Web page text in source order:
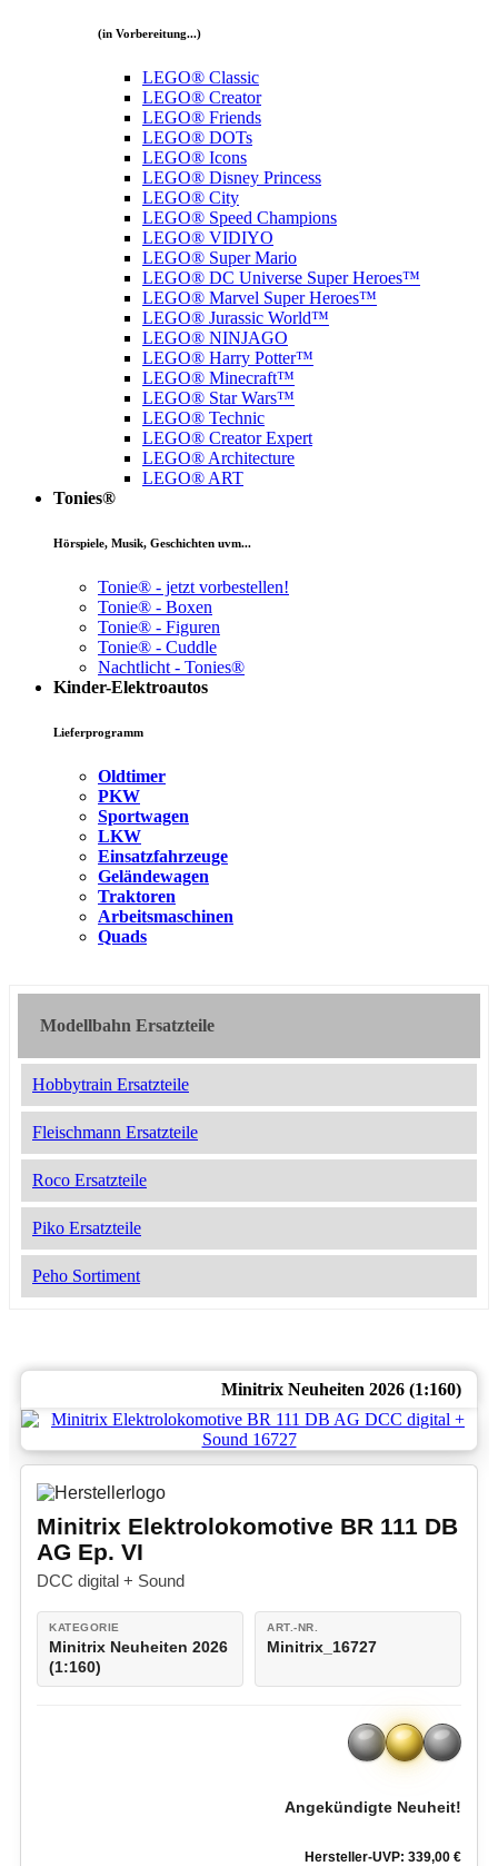
(in Vorbereitung...)
LEGO® Classic
LEGO® Creator
LEGO® Friends
LEGO® DOTs
LEGO® Icons
LEGO® Disney Princess
LEGO® City
LEGO® Speed Champions
LEGO® VIDIYO
LEGO® Super Mario
LEGO® DC Universe Super Heroes™
LEGO® Marvel Super Heroes™
LEGO® Jurassic World™
LEGO® NINJAGO
LEGO® Harry Potter™
LEGO® Minecraft™
LEGO® Star Wars™
LEGO® Technic
LEGO® Creator Expert
LEGO® Architecture
LEGO® ART
Tonies®
Hörspiele, Musik, Geschichten uvm...
Tonie® - jetzt vorbestellen!
Tonie® - Boxen
Tonie® - Figuren
Tonie® - Cuddle
Nachtlicht - Tonies®
Kinder-Elektroautos
Lieferprogramm
Oldtimer
PKW
Sportwagen
LKW
Einsatzfahrzeuge
Geländewagen
Traktoren
Arbeitsmaschinen
Quads
Modellbahn Ersatzteile
Hobbytrain Ersatzteile
Fleischmann Ersatzteile
Roco Ersatzteile
Piko Ersatzteile
Peho Sortiment
Minitrix Neuheiten 2026 (1:160)
Minitrix Elektrolokomotive BR 111 DB
AG Ep. VI
DCC digital + Sound
KATEGORIE
Minitrix Neuheiten 2026
(1:160)
ART.-NR.
Minitrix_16727
Angekündigte Neuheit!
Hersteller-UVP: 339,00 €